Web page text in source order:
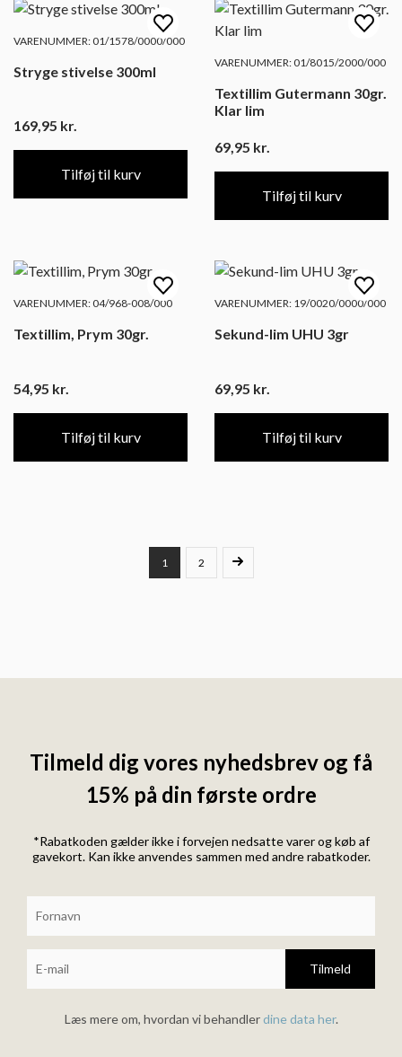
VARENUMMER: 01/1578/0000/000
Stryge stivelse 300ml
169,95 kr.
Tilføj til kurv
VARENUMMER: 01/8015/2000/000
Textillim Gutermann 30gr.
Klar lim
69,95 kr.
Tilføj til kurv
VARENUMMER: 04/968-008/000
Textillim, Prym 30gr.
54,95 kr.
Tilføj til kurv
VARENUMMER: 19/0020/0000/000
Sekund-lim UHU 3gr
69,95 kr.
Tilføj til kurv
1 2
Tilmeld dig vores nyhedsbrev og få
15% på din første ordre
*Rabatkoden gælder ikke i forvejen nedsatte varer og køb af
gavekort. Kan ikke anvendes sammen med andre rabatkoder.
Tilmeld
Læs mere om, hvordan vi behandlerdine data her.